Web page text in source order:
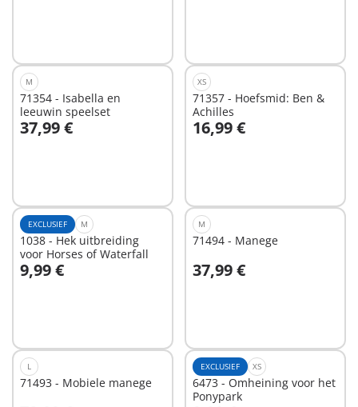
M
71354 - Isabella en
leeuwin speelset
37,99 €
In winkelwagen
XS
71357 - Hoefsmid: Ben &
Achilles
16,99 €
In winkelwagen
EXCLUSIEF M
1038 - Hek uitbreiding
voor Horses of Waterfall
9,99 €
In winkelwagen
M
71494 - Manege
37,99 €
L
71493 - Mobiele manege
EXCLUSIEF XS
6473 - Omheining voor het
Ponypark